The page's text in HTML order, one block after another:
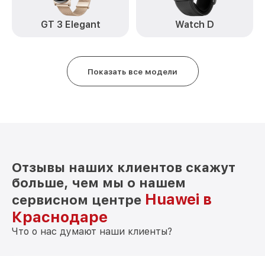
GT 3 Elegant Watch D
Показать все модели
Отзывы наших клиентов скажут
больше, чем мы о нашем
сервисном центре Huawei в
Краснодаре
Что о нас думают наши клиенты?